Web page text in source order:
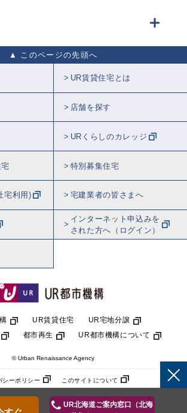
UR北海道ご案内窓口（北海
このページの先頭へ
UR賃貸住宅とは
店舗を探す
URくらしのカレッジ
特別募集住宅
宅利用) 宅建業者の皆さまへ
インターネット申込みを
された方へ（ログイン）
UR賃貸住宅
UR宅地分譲
都市再生 UR都市機構について
© Urban Renaissance Agency
シーポリシー このサイトについて